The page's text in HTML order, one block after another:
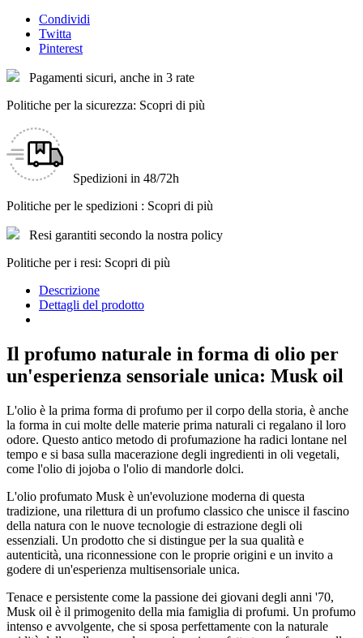
Condividi
Twitta
Pinterest
Pagamenti sicuri, anche in 3 rate
Politiche per la sicurezza: Scopri di più
Spedizioni in 48/72h
Politiche per le spedizioni : Scopri di più
Resi garantiti secondo la nostra policy
Politiche per i resi: Scopri di più
Descrizione
Dettagli del prodotto
Il profumo naturale in forma di olio per
un'esperienza sensoriale unica: Musk oil
L'olio è la prima forma di profumo per il corpo della storia, è anche
la forma in cui molte delle materie prima naturali ci regalano il loro
odore. Questo antico metodo di profumazione ha radici lontane nel
tempo e si basa sulla macerazione degli ingredienti in oli vegetali,
come l'olio di jojoba o l'olio di mandorle dolci.
L'olio profumato Musk è un'evoluzione moderna di questa
tradizione, una rilettura di un profumo classico che unisce il fascino
della natura con le nuove tecnologie di estrazione degli oli
essenziali. Un prodotto che si distingue per la sua qualità e
autenticità, una riconnessione con le proprie origini e un invito a
godere di un'esperienza multisensoriale unica.
Tenace e persistente come la passione dei giovani degli anni '70,
Musk oil è il primogenito della mia famiglia di profumi. Un profumo
intenso e avvolgente, che si sposa perfettamente con la naturale